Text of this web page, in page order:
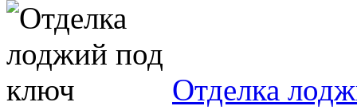
Отделка